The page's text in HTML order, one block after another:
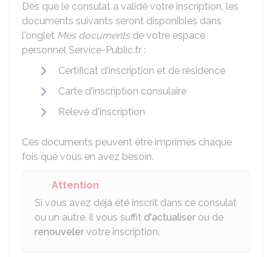
Dès que le consulat a validé votre inscription, les
documents suivants seront disponibles dans
l'onglet Mes documentsde votre espace
personnel Service-Public.fr :
Certificat d'inscription et de résidence
Carte d'inscription consulaire
Relevé d'inscription
Ces documents peuvent être imprimés chaque
fois que vous en avez besoin.
Attention
Si vous avez déjà été inscrit dans ce consulat
ou un autre, il vous suffit d'actualiser ou de
renouveler votre inscription.